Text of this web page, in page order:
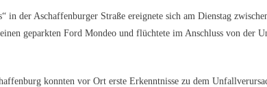
in der Aschaffenburger Straße ereignete sich am Dienstag
geparkten Ford Mondeo und flüchtete im Anschluss von der
konnten vor Ort erste Erkenntnisse zu dem